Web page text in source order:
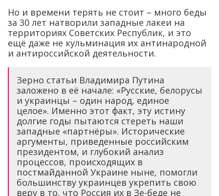
Но и времени терять не стоит – много беды
за 30 лет натворили западные лакеи на
территориях Советских Республик, и это
ещё даже не кульминация их антинародной
и антироссийской деятельности.
Зерно статьи Владимира Путина
заложено в её начале: «Русские, белорусы
и украинцы – один народ, единое
целое». Именно этот факт, эту истину
долгие годы пытаются стереть наши
западные «партнёры». Исторические
аргументы, приведенные российским
президентом, и глубокий анализ
процессов, происходящих в
постмайданной Украине ныне, помогли
большинству украинцев укрепить свою
веру в то, что Россия их в Зе-беде не